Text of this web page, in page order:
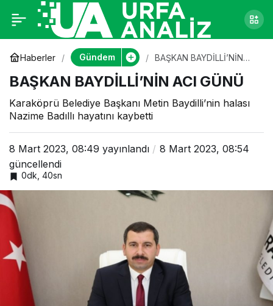
Haberler Gündem
BAŞKAN BAYDİLLİ’NİN
BAŞKAN BAYDİLLİ’NİN ACI GÜNÜ
Karaköprü Belediye Başkanı Metin Baydilli’nin halası
Nazime Badıllı hayatını kaybetti
8 Mart 2023, 08:49 yayınlandı
8 Mart 2023, 08:54
güncellendi
0dk, 40sn
BAŞKAN
BAYDİLLİ’NİN ACI
GÜNÜ
0